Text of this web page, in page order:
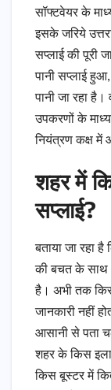
सॉफ्टवेयर के
इसके जरिये
सप्लाई की पूरी
पानी सप्लाई
पानी जा रहा
उपकरणों के
नियंत्रण कक्ष में
शहर में
सप्लाई?
बताया जा रहा
की बचत के साथ
है। अभी तक किस
जानकारी नहीं
आसानी से पता
शहर के किस
किस बूस्टर में